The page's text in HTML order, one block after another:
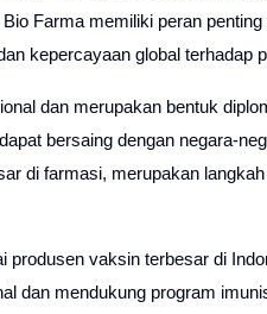
Farma memiliki peran
kepercayaan global terhadap
dan merupakan bentuk
bersaing dengan negara-
di farmasi, merupakan
vaksin terbesar di
dan mendukung program